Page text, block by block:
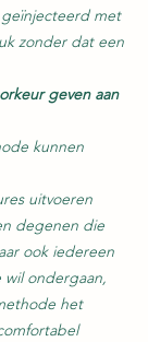
met
zonder dat een
geven aan
kunnen
uitvoeren
degenen die
ook iedereen
ondergaan,
het